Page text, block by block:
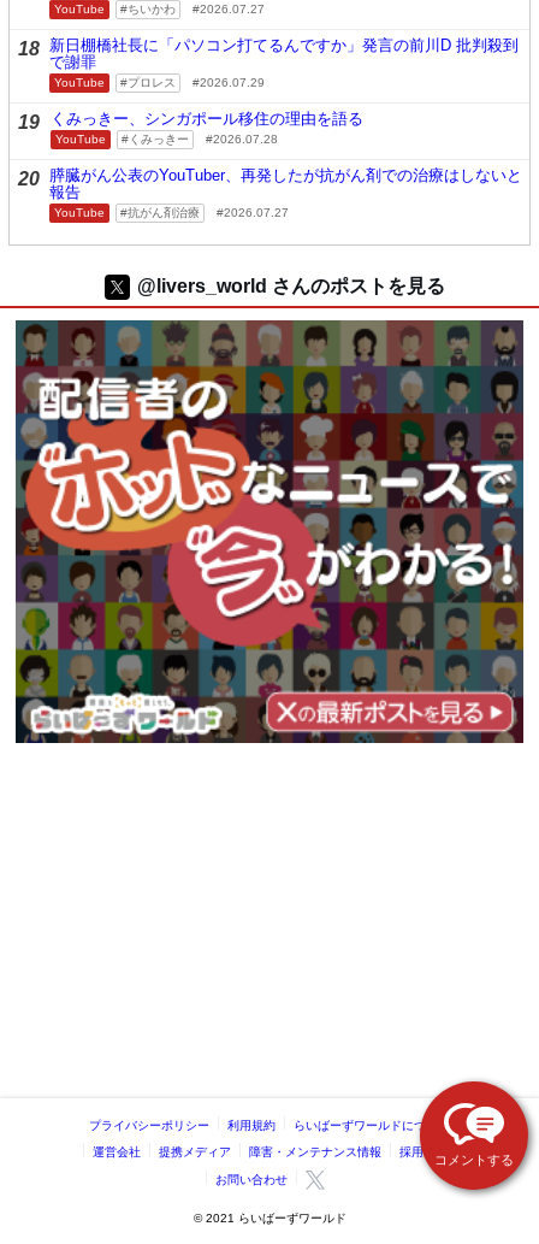
コメントする
YouTube ちいかわ 2026.07.27
18 新日棚橋社長に「パソコン打てるんですか」発言の前川D 批判殺到
で謝罪
YouTube プロレス 2026.07.29
19 くみっきー、シンガポール移住の理由を語る
YouTube くみっきー 2026.07.28
20 膵臓がん公表のYouTuber、再発したが抗がん剤での治療はしないと
報告
YouTube 抗がん剤治療 2026.07.27
@livers_world さんのポストを見る
プライバシーポリシー 利用規約 らいばーずワールドについて
運営会社 提携メディア 障害・メンテナンス情報 採用情報
お問い合わせ
©️ 2021 らいばーずワールド